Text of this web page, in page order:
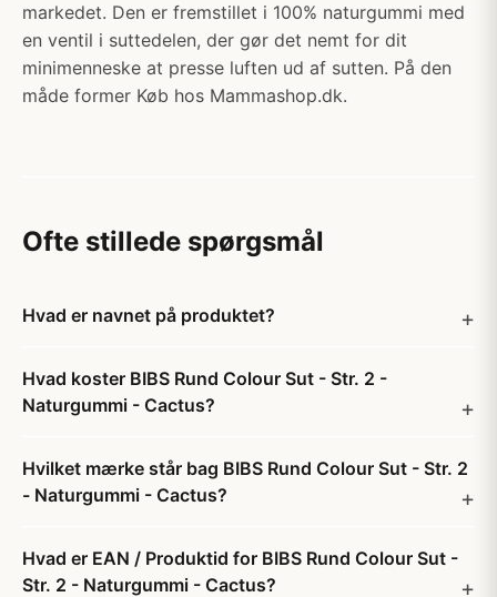
markedet. Den er fremstillet i 100% naturgummi med
en ventil i suttedelen, der gør det nemt for dit
minimenneske at presse luften ud af sutten. På den
måde former Køb hos Mammashop.dk.
Ofte stillede spørgsmål
Hvad er navnet på produktet?
Hvad koster BIBS Rund Colour Sut - Str. 2 -
Naturgummi - Cactus?
Hvilket mærke står bag BIBS Rund Colour Sut - Str. 2
- Naturgummi - Cactus?
Hvad er EAN / Produktid for BIBS Rund Colour Sut -
Str. 2 - Naturgummi - Cactus?